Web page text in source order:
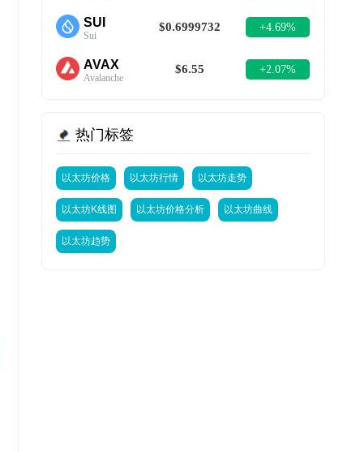
SUI
Sui
$0.6999732 +4.69%
AVAX
Avalanche
$6.55 +2.07%
热门标签
以太坊价格 以太坊行情 以太坊走势
以太坊K线图 以太坊价格分析 以太坊曲线
以太坊趋势